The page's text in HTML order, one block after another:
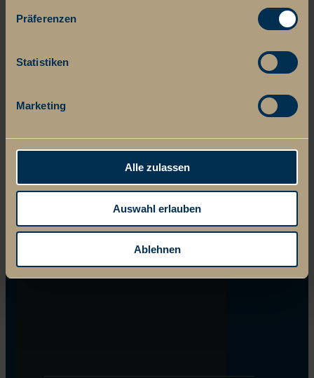
Präferenzen
Statistiken
Marketing
Alle zulassen
Auswahl erlauben
Ablehnen